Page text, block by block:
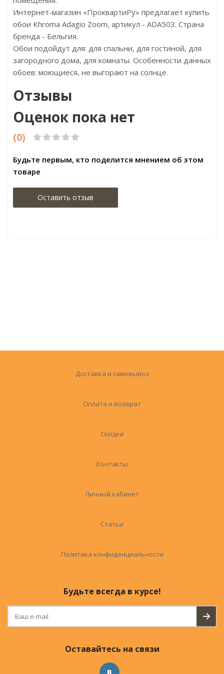
Интернет-магазин «ПроквартиРу» предлагает купить
обои Khroma Adagio Zoom, артикул - ADA503. Страна
бренда - Бельгия.
Обои подойдут для: для спальни, для гостиной, для
загородного дома, для комнаты. Особенности данных
обоев: моющиеся, не выгорают на солнце.
Отзывы
Оценок пока нет
(0)
Будьте первым, кто поделится мнением об этом
товаре
Оставить отзыв
Доставка и самовывоз
Оплата и возврат
Скидки
Контакты
Личный кабинет
Статьи
Политика конфиденциальности
Будьте всегда в курсе!
Оставайтесь на связи